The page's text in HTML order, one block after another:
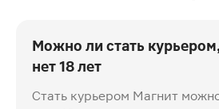
Можно ли стать
нет 18 лет
Стать курьером Магнит